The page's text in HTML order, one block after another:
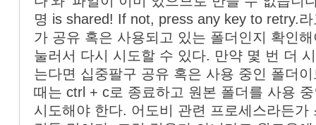
명 is shared! If not, press any key to retry.
가 공유 혹은 사용되고 있는 폴더인지 확인
눌러서 다시 시도할 수 있다. 만약 몇 번 더
는다면 십중팔구 공유 혹은 사용 중인 폴더
때는 ctrl + c로 종료하고 원본 폴더를 사용
시도해야 한다. 어도비 관련 프로세스라든